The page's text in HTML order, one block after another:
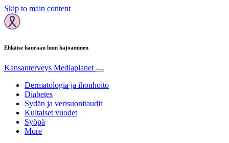
Skip to main content
Ehkäise hauraan luun hajoaminen
Kansanterveys Mediaplanet
Dermatologia ja ihonhoito
Diabetes
Sydän ja verisuonitaudit
Kultaiset vuodet
Syöpä
More